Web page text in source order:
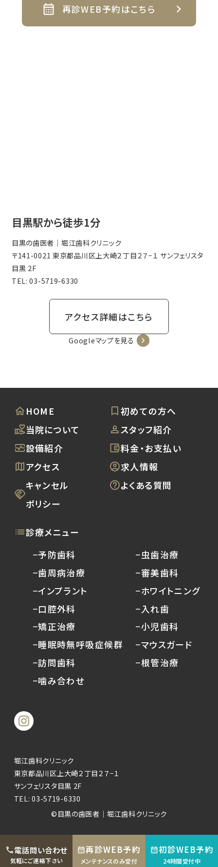
再診WEB予約はこちら
目黒駅から徒歩1分
目黒の歯医者｜堀江歯科クリニック
〒141-0021 東京都品川区上大崎２丁目２７−１ サンフェリスタ
目黒 2F
TEL:03-5719-6330
アクセス詳細はこちら
Googleマップを見る
HOME
初めての方へ
当院について
スタッフ紹介
設備紹介
料金・お支払い
アクセス
求人情報
キャンセル
ポリシー
よくある質問
診療メニュー
−予防歯科
−歯周病治療
−インプラント
−口腔外科
−矯正治療
−睡眠時無呼吸症候群
−訪問歯科
−噛み合わせ
−虫歯治療
−審美歯科
−ホワイトニング
−入れ歯
−小児歯科
−マウスガード
−根管治療
堀江歯科クリニック
東京都品川区上大崎２丁目２７−１
サンフェリスタ目黒 2F
TEL:03-5719-6330
©︎目黒の歯医者｜堀江歯科クリニック
電話問い合わせ
気軽にご連絡下さい
再診WEB予約
メンテナンスのみ受付
初診WEB予約
24時間受付中